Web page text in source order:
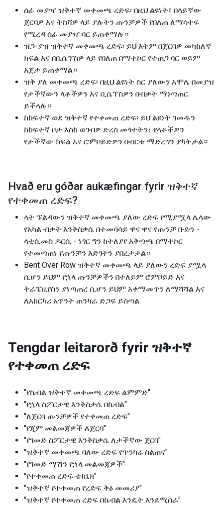
ሰፊ መያዣ ዝቅተኛ መቀመጫ ረድፍ፡ በዚህ ልዩነት፣ በላይኛው
ጀርባዎ እና ትከሻዎ ላይ ያሉትን ጡንቻዎች የበለጠ ለማሳተፍ
የሚረዳ ሰፊ መያዣ ባር ይጠቀማሉ።
ዝጋ-ያዝ ዝቅተኛ መቀመጫ ረድፍ፡ ይህ እትም በጀርባዎ መካከለኛ
ክፍል እና በቢሴፕስዎ ላይ የበለጠ በማተኮር የተጠጋ ባር ወይም
እጀታ ይጠቀማል።
ዝቅ ያለ መቀመጫ ረድፍ፡ በዚህ ልዩነት ስር ያለውን አሞሌ በመያዝ
የታችኛውን ላቶችዎን እና ቢሴፕስዎን በብቃት ማነጣጠር
ይችላሉ።
ከከፍተኛ ወደ ዝቅተኛ የተቀመጠ ረድፍ፡ ይህ ልዩነት ገመዱን
ከከፍተኛ ቦታ እስከ ወገብዎ ድረስ መጎተትን፣ የላቶችዎን
የታችኛው ክፍል እና ሮምቦይድዎን በብርቱ ማድረግን ያካትታል።
Hvað eru góðar aukæfingar fyrir ዝቅተኛ
የተቀመጠ ረድፍ?
ላት ፑልዳውን ዝቅተኛ መቀመጫ ያለው ረድፍ የሚያሟላ ሌላው
የአካል ብቃት እንቅስቃሴ በተመሳሳይ ዋና ዋና የጡንቻ ቡድን -
ላቲሲመስ ዶርሲ - ነገር ግን ከተለያየ አቅጣጫ በማተኮር
የተመጣጠነ የጡንቻን እድገትን ያበረታታል።
Bent Over Row ዝቅተኛ መቀመጫ ላይ ያለውን ረድፍ ያሟላ
ሲሆን ይህም የኋላ ጡንቻዎችን በተለይም ሮምቦይድ እና
ትራፔዚየስን ያነጣጠረ ሲሆን ይህም አቀማመጥን ለማሻሻል እና
ለአከርካሪ አጥንት ጠንካራ ድጋፍ ይሰጣል.
Tengdar leitarorð fyrir ዝቅተኛ
የተቀመጠ ረድፍ
"የኬብል ዝቅተኛ መቀመጫ ረድፍ ልምምድ"
"የኋላ ስፖርታዊ እንቅስቃሴ በኬብል"
"ለጀርባ ጡንቻዎች የተቀመጠ ረድፍ"
"የጂም መልመጃዎች ለጀርባ"
"የገመድ ስፖርታዊ እንቅስቃሴ ለታችኛው ጀርባ"
"ዝቅተኛ መቀመጫ ባለው ረድፍ የጥንካሬ ስልጠና"
"የገመድ ማሽን የኋላ መልመጃዎች"
"የተቀመጠ ረድፍ ቴክኒክ"
"ዝቅተኛ የተቀመጠ የረድፍ ቅፅ መመሪያ"
"ዝቅተኛ የተቀመጠ ረድፍ በኬብል እንዴት እንደሚሰራ"